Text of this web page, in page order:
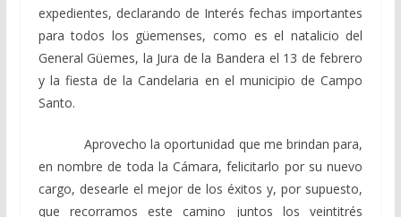
expedientes, declarando de Interés fechas importantes
para todos los güemenses, como es el natalicio del
General Güemes, la Jura de la Bandera el 13 de febrero
y la fiesta de la Candelaria en el municipio de Campo
Santo.
Aprovecho la oportunidad que me brindan para,
en nombre de toda la Cámara, felicitarlo por su nuevo
cargo, desearle el mejor de los éxitos y, por supuesto,
que recorramos este camino juntos los veintitrés